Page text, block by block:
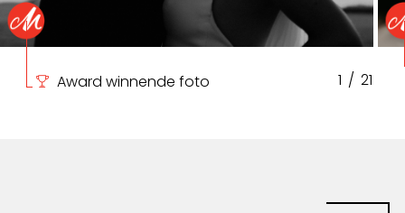
Award winnende foto 1 / 21